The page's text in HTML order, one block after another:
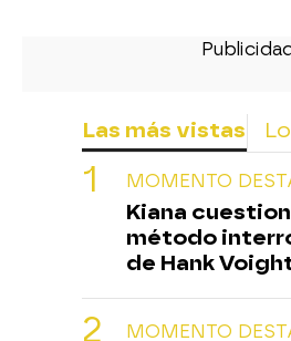
Las más vistas
MOMENTO
Kiana
método
de Hank
MOMENTO